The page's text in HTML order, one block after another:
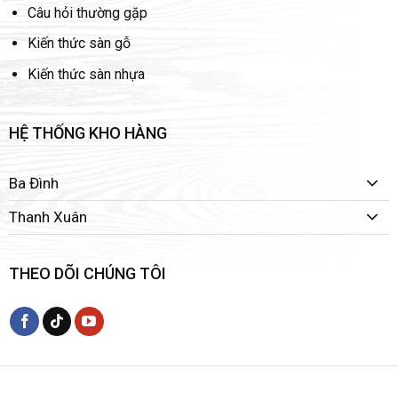
Câu hỏi thường gặp
Kiến thức sàn gỗ
Kiến thức sàn nhựa
HỆ THỐNG KHO HÀNG
Ba Đình
Thanh Xuân
THEO DÕI CHÚNG TÔI